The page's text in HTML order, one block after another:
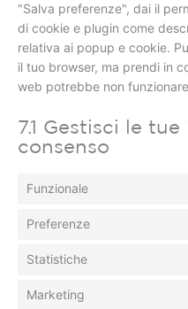
"Salva preferenze", dai il
di cookie e plugin come
relativa ai popup e cookie.
il tuo browser, ma prendi in
web potrebbe non
7.1 Gestisci le
consenso
Funzionale
Preferenze
Statistiche
Marketing